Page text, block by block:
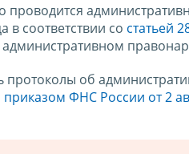
проводится
соответствии со статьей
административном
протоколы об
приказом ФНС России от 2